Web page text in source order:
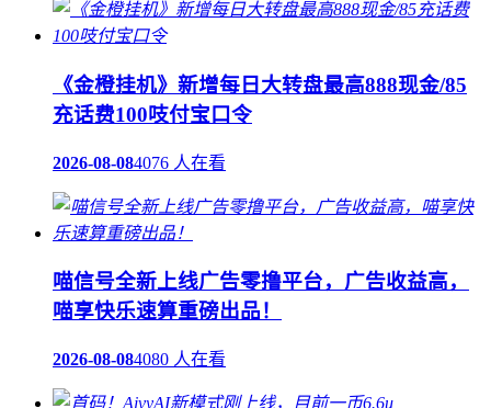
《金橙挂机》新增每日大转盘最高888现金/85
充话费100吱付宝口令
2026-08-084076 人在看
喵信号全新上线广告零撸平台，广告收益高，
喵享快乐速算重磅出品！
2026-08-084080 人在看